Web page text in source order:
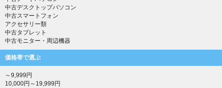
中古デスクトップパソコン
中古スマートフォン
アクセサリー類
中古タブレット
中古モニター・周辺機器
価格帯で選ぶ
～9,999円
10,000円～19,999円